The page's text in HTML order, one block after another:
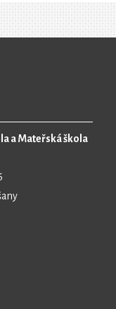
a Mateřská škola